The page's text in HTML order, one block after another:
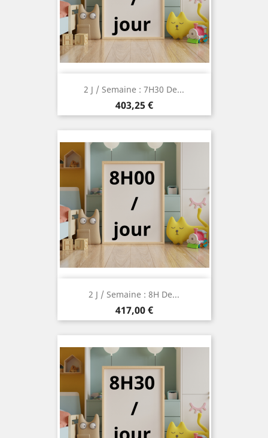
2 J / Semaine : 7H30 De...
Prix
403,25 €
2 J / Semaine : 8H De...
Prix
417,00 €